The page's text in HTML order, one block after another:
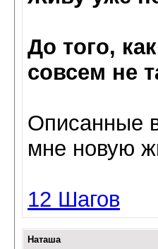
До того,
совсем не
Oписанные
мне нoвую
12 Шагов
Наташа